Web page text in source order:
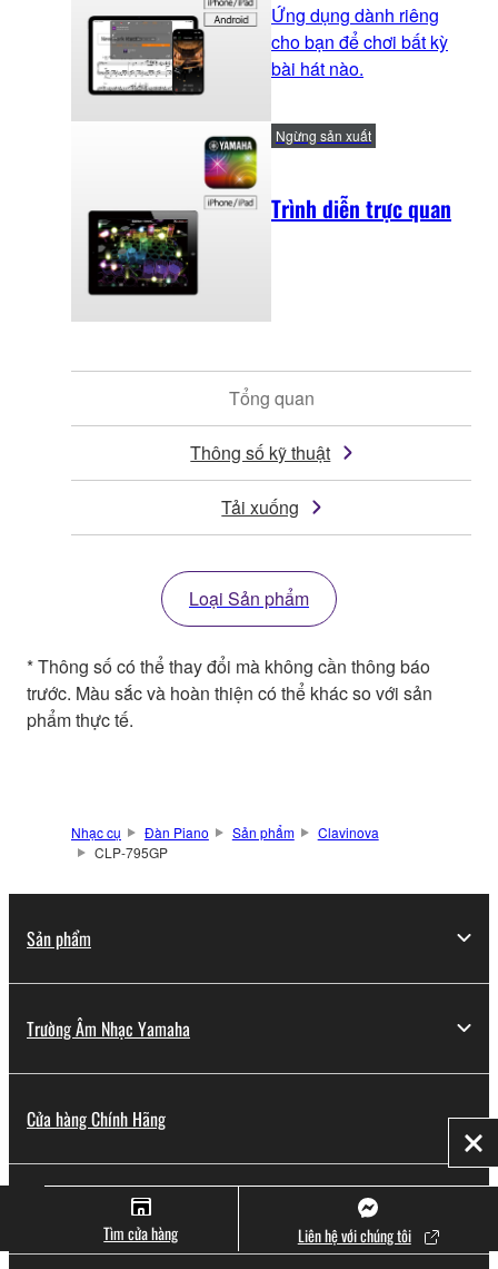
Ứng dụng dành riêng
cho bạn để chơi bất kỳ
bài hát nào.
Trình diễn trực quan
Ngừng sản xuất
Tổng quan
Thông số kỹ thuật
Tải xuống
Loại Sản phẩm
* Thông số có thể thay đổi mà không cần thông báo
trước. Màu sắc và hoàn thiện có thể khác so với sản
phẩm thực tế.
Tìm cửa hàng Liên hệ với chúng tôi
Nhạc cụ Đàn Piano Sản phẩm
Clavinova
CLP-795GP
Sản phẩm
Trường Âm Nhạc Yamaha
Cửa hàng Chính Hãng